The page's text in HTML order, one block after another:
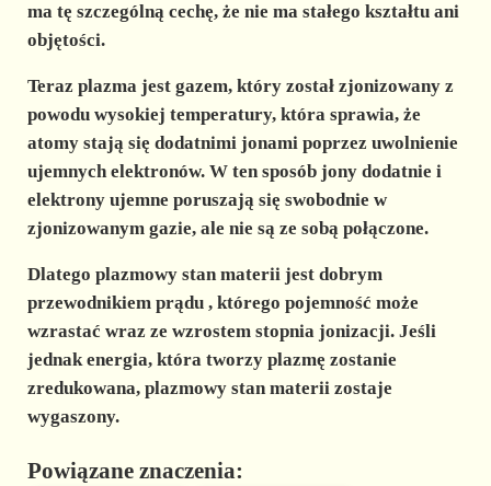
ma tę szczególną cechę, że nie ma stałego kształtu ani
objętości.
Teraz plazma jest gazem, który został zjonizowany z
powodu wysokiej temperatury, która sprawia, że
atomy stają się dodatnimi jonami poprzez uwolnienie
ujemnych elektronów. W ten sposób jony dodatnie i
elektrony ujemne poruszają się swobodnie w
zjonizowanym gazie, ale nie są ze sobą połączone.
Dlatego plazmowy stan materii jest dobrym
przewodnikiem prądu, którego pojemność może
wzrastać wraz ze wzrostem stopnia jonizacji. Jeśli
jednak energia, która tworzy plazmę zostanie
zredukowana, plazmowy stan materii zostaje
wygaszony.
Powiązane znaczenia: